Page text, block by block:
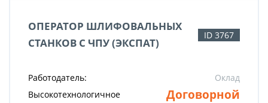
ОПЕРАТОР ШЛИФОВАЛЬНЫХ
СТАНКОВ С ЧПУ (ЭКСПАТ)
ID 3767
Работодатель:
Высокотехнологичное
Оклад
Договорной